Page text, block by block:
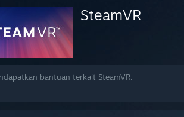
SteamVR
bantuan terkait SteamVR.